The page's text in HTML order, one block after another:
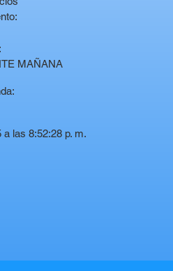
MAÑANA
las 8:52:28 p. m.